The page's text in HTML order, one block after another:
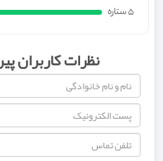
5 ستاره
نظرات کاربران